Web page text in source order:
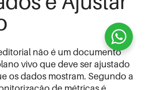
não é um documento
vivo que deve ser ajustado
os dados mostram. Segundo a